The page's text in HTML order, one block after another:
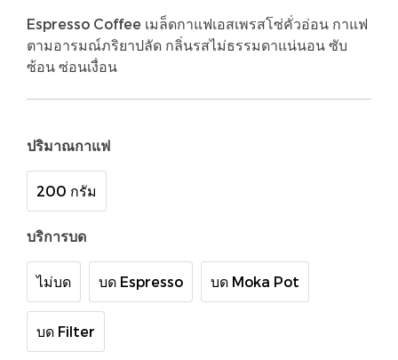
Espresso Coffee เมล็ดกาแฟเอสเพรสโซ่คั่วอ่อน กาแฟ
ตามอารมณ์ภริยาปลัด กลิ่นรสไม่ธรรมดาแน่นอน ซับ
ซ้อน ซ่อนเงื่อน
ปริมาณกาแฟ
200 กรัม
บริการบด
ไม่บด บด Espresso บด Moka Pot
บด Filter